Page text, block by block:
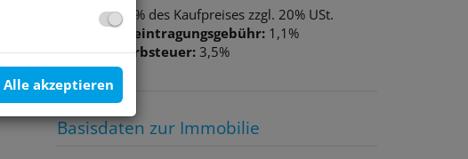
Provision:
3% des Kaufpreises zzgl. 20% USt.
Grundbucheintragungsgebühr: 1,1%
Grunderwerbsteuer: 3,5%
Basisdaten zur Immobilie
Alle akzeptieren